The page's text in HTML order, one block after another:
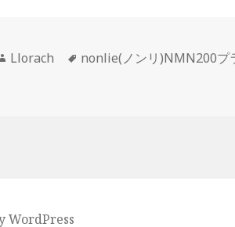
作
Llorach
タ
nonlie(ノンリ)NMN200プ
るカードローンというのは明らかに増加
WordPress